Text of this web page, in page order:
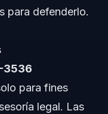
trata de
para defenderlo.
3536
para fines
legal. Las